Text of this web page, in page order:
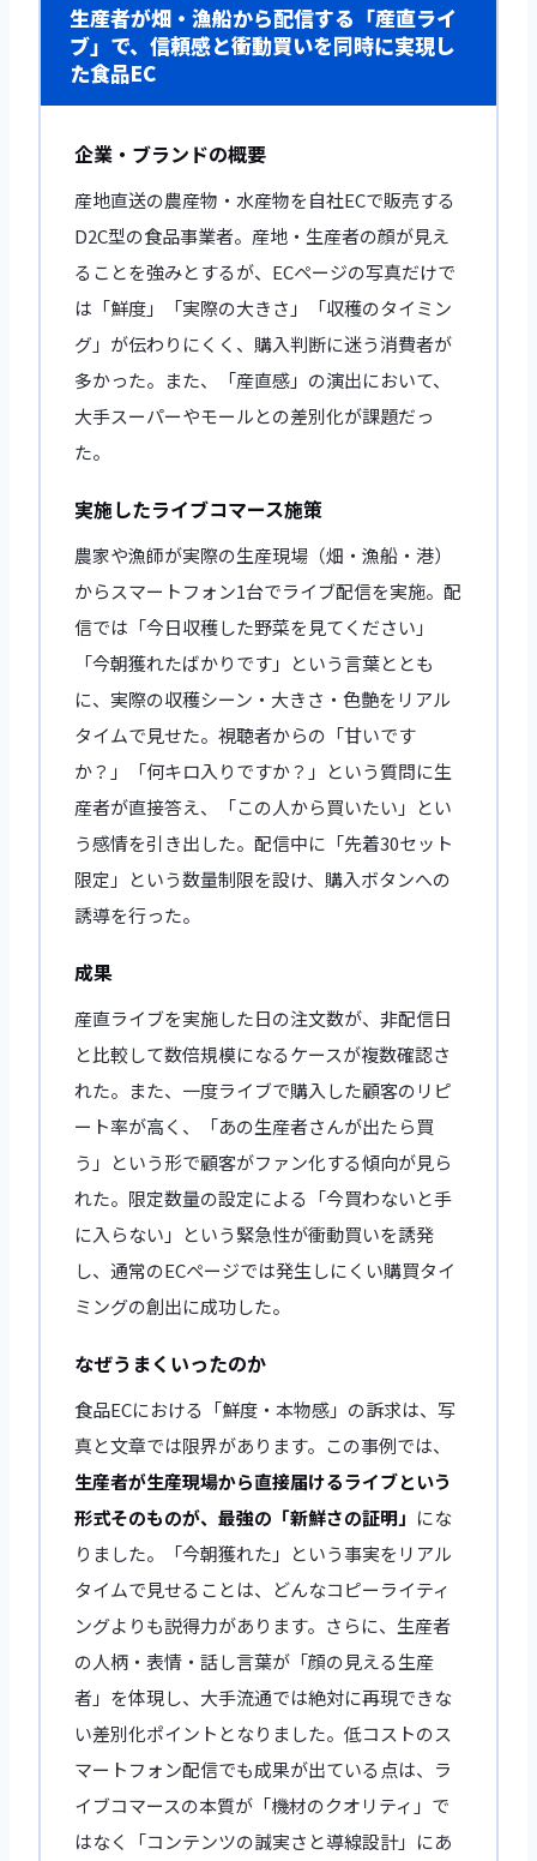
生産者が畑・漁船から配信する「産直ライ
ブ」で、信頼感と衝動買いを同時に実現し
た食品EC
企業・ブランドの概要
産地直送の農産物・水産物を自社ECで販売する
D2C型の食品事業者。産地・生産者の顔が見え
ることを強みとするが、ECページの写真だけで
は「鮮度」「実際の大きさ」「収穫のタイミン
グ」が伝わりにくく、購入判断に迷う消費者が
多かった。また、「産直感」の演出において、
大手スーパーやモールとの差別化が課題だっ
た。
実施したライブコマース施策
農家や漁師が実際の生産現場（畑・漁船・港）
からスマートフォン1台でライブ配信を実施。配
信では「今日収穫した野菜を見てください」
「今朝獲れたばかりです」という言葉ととも
に、実際の収穫シーン・大きさ・色艶をリアル
タイムで見せた。視聴者からの「甘いです
か？」「何キロ入りですか？」という質問に生
産者が直接答え、「この人から買いたい」とい
う感情を引き出した。配信中に「先着30セット
限定」という数量制限を設け、購入ボタンへの
誘導を行った。
成果
産直ライブを実施した日の注文数が、非配信日
と比較して数倍規模になるケースが複数確認さ
れた。また、一度ライブで購入した顧客のリピ
ート率が高く、「あの生産者さんが出たら買
う」という形で顧客がファン化する傾向が見ら
れた。限定数量の設定による「今買わないと手
に入らない」という緊急性が衝動買いを誘発
し、通常のECページでは発生しにくい購買タイ
ミングの創出に成功した。
なぜうまくいったのか
食品ECにおける「鮮度・本物感」の訴求は、写
真と文章では限界があります。この事例では、
生産者が生産現場から直接届けるライブという
形式そのものが、最強の「新鮮さの証明」 にな
りました。「今朝獲れた」という事実をリアル
タイムで見せることは、どんなコピーライティ
ングよりも説得力があります。さらに、生産者
の人柄・表情・話し言葉が「顔の見える生産
者」を体現し、大手流通では絶対に再現できな
い差別化ポイントとなりました。低コストのス
マートフォン配信でも成果が出ている点は、ラ
イブコマースの本質が「機材のクオリティ」で
はなく「コンテンツの誠実さと導線設計」にあ